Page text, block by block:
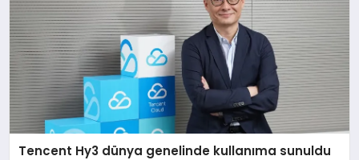
Tencent Hy3 dünya genelinde kullanıma sunuldu